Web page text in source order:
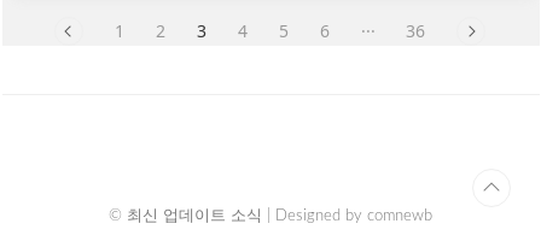
채미언십 우승 결과에 따라 순위별 선수들이
1 2 3 4 5 6 ··· 36
© 최신 업데이트 소식 | Designed by comnewb